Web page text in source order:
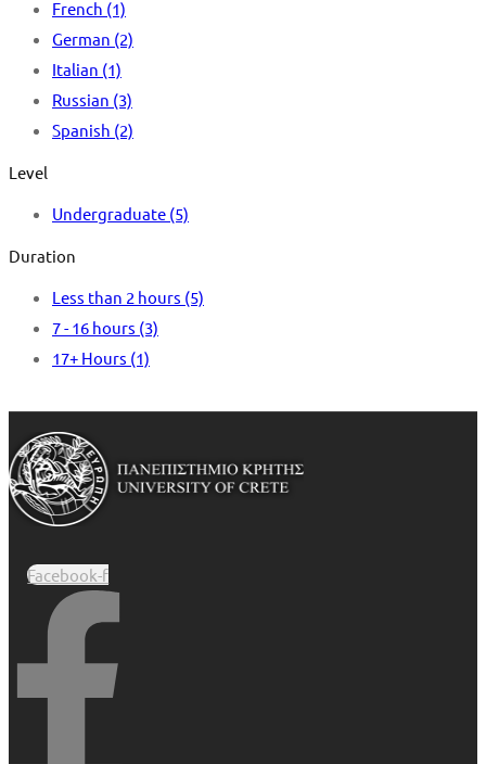
French (1)
German (2)
Italian (1)
Russian (3)
Spanish (2)
Level
Undergraduate (5)
Duration
Less than 2 hours (5)
7 - 16 hours (3)
17+ Hours (1)
Facebook-f